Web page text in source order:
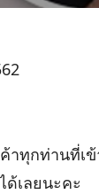
าทุกท่านที่เ
เลยนะคะ